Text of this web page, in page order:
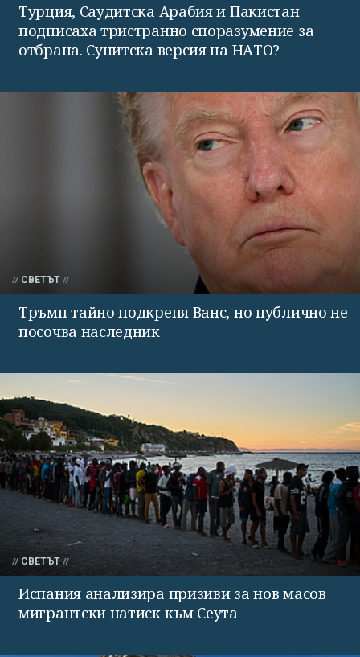
Турция, Саудитска Арабия и Пакистан
подписаха тристранно споразумение за
отбрана. Сунитска версия на НАТО?
СВЕТЪТ
Тръмп тайно подкрепя Ванс, но публично не
посочва наследник
СВЕТЪТ
Испания анализира призиви за нов масов
мигрантски натиск към Сеута